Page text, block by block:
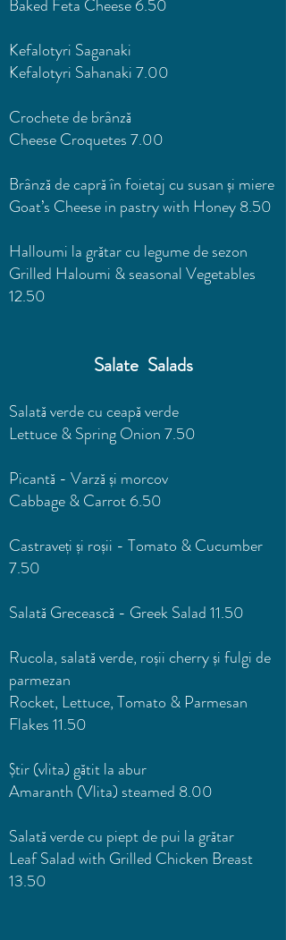
Baked Feta Cheese 6.50
Kefalotyri Saganaki
Kefalotyri Sahanaki 7.00
Crochete de brânză
Cheese Croquetes 7.00
Brânză de capră în foietaj cu susan și miere
Goat’s Cheese in pastry with Honey 8.50
Halloumi la grătar cu legume de sezon
Grilled Haloumi & seasonal Vegetables
12.50
Salate Salads
Salată verde cu ceapă verde
Lettuce & Spring Onion 7.50
Picantă - Varză și morcov
Cabbage & Carrot 6.50
Castraveți și roșii - Tomato & Cucumber
7.50
Salată Grecească - Greek Salad 11.50
Rucola, salată verde, roșii cherry și fulgi de
parmezan
Rocket, Lettuce, Tomato & Parmesan
Flakes 11.50
Știr (vlita) gătit la abur
Amaranth (Vlita) steamed 8.00
Salată verde cu piept de pui la grătar
Leaf Salad with Grilled Chicken Breast
13.50